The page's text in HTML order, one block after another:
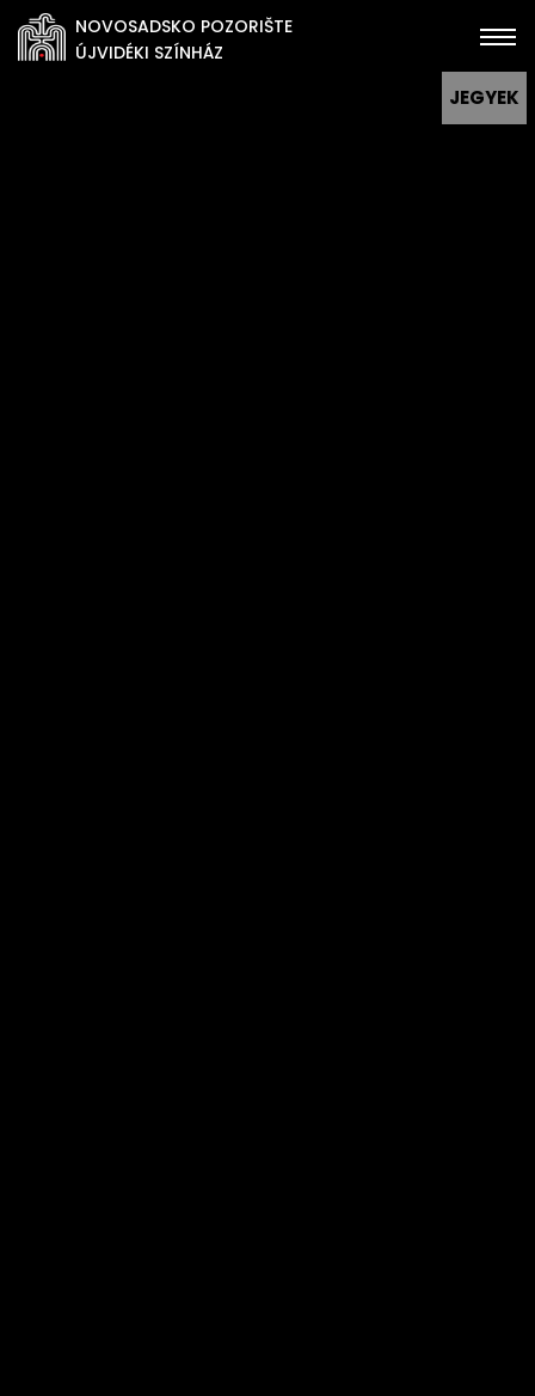
NOVOSADSKO POZORIŠTE
ÚJVIDÉKI SZÍNHÁZ
JEGYEK